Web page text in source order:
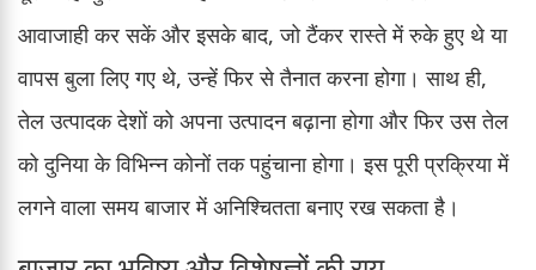
आवाजाही कर सकें और इसके बाद, जो टैंकर रास्ते में रुके हुए थे या
वापस बुला लिए गए थे, उन्हें फिर से तैनात करना होगा। साथ ही,
तेल उत्पादक देशों को अपना उत्पादन बढ़ाना होगा और फिर उस तेल
को दुनिया के विभिन्न कोनों तक पहुंचाना होगा। इस पूरी प्रक्रिया में
लगने वाला समय बाजार में अनिश्चितता बनाए रख सकता है।